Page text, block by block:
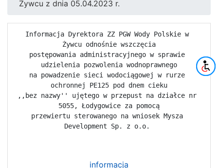
Żywcu z dnia 05.04.2023 r.
Informacja Dyrektora ZZ PGW Wody Polskie w
Żywcu odnośnie wszczęcia
postępowania administracyjnego w sprawie
udzielenia pozwolenia wodnoprawnego
na powadzenie sieci wodociągowej w rurze
ochronnej PE125 pod dnem cieku
,,bez nazwy'' ujętego w przepust na działce nr
5055, Łodygowice za pomocą
przewiertu sterowanego na wniosek Mysza
informacja